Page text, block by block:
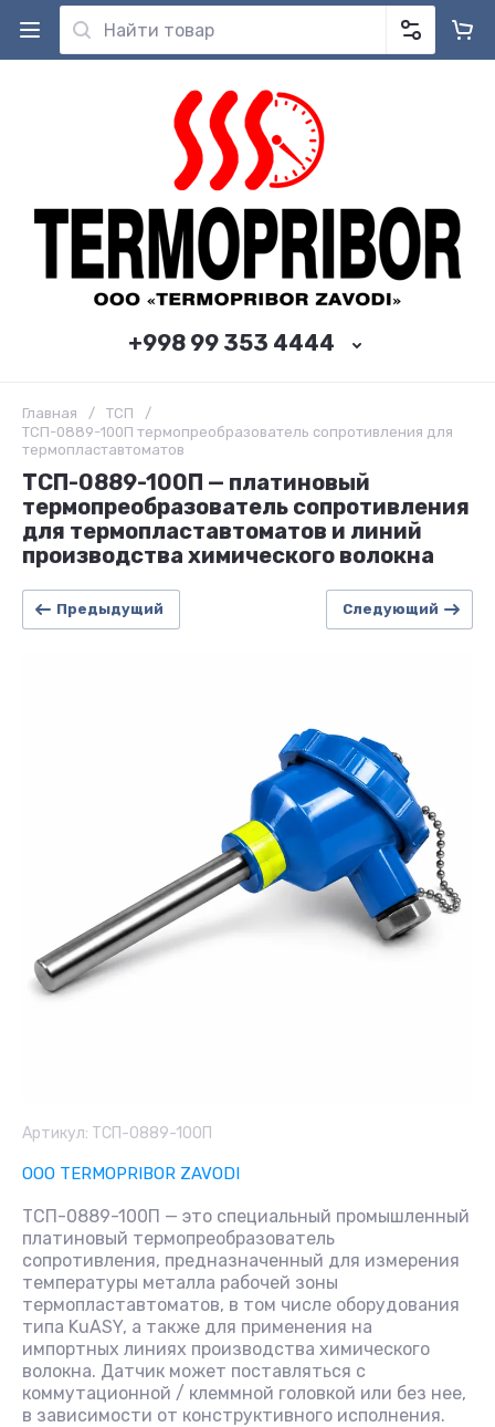
+998 99 353 4444
Главная / ТСП
/
ТСП-0889-100П термопреобразователь сопротивления для
термопластавтоматов
ТСП-0889-100П — платиновый
термопреобразователь сопротивления
для термопластавтоматов и линий
производства химического волокна
Предыдущий Следующий
Артикул: ТСП-0889-100П
OOO TERMOPRIBOR ZAVODI
ТСП-0889-100П — это специальный промышленный
платиновый термопреобразователь
сопротивления, предназначенный для измерения
температуры металла рабочей зоны
термопластавтоматов, в том числе оборудования
типа KuASY, а также для применения на
импортных линиях производства химического
волокна. Датчик может поставляться с
коммутационной / клеммной головкой или без нее,
в зависимости от конструктивного исполнения.